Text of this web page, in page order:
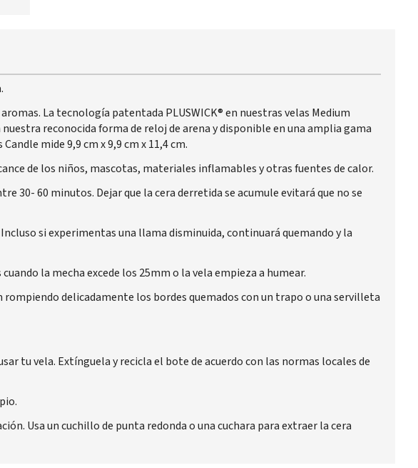
La tecnología patentada PLUSWICK® en nuestras velas Medium
reconocida forma de reloj de arena y disponible en una amplia gama
mide 9,9 cm x 9,9 cm x 11,4 cm.
de los niños, mascotas, materiales inflamables y otras fuentes de calor.
30- 60 minutos. Dejar que la cera derretida se acumule evitará que no se
si experimentas una llama disminuida, continuará quemando y la
la mecha excede los 25mm o la vela empieza a humear.
delicadamente los bordes quemados con un trapo o una servilleta
tu vela. Extínguela y recicla el bote de acuerdo con las normas locales de
Usa un cuchillo de punta redonda o una cuchara para extraer la cera